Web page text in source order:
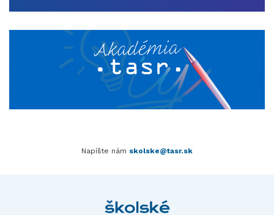
Napíšte nám skolske@tasr.sk